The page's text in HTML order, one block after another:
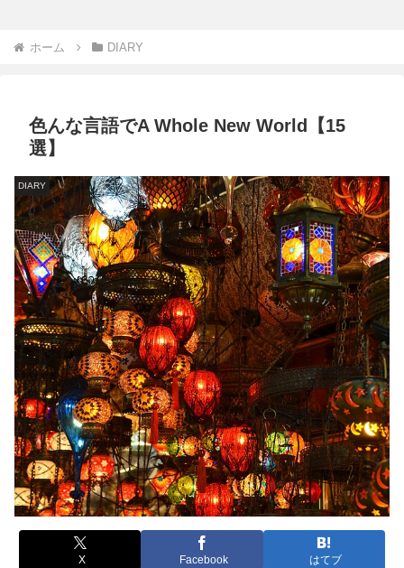
ホーム DIARY
色んな言語でA Whole New World【15
選】
DIARY
X Facebook はてブ